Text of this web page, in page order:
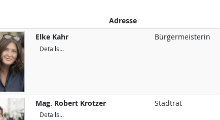
Adresse
Elke Kahr
Details...
Bürgermeisterin
Mag. Robert Krotzer
Details...
Stadtrat